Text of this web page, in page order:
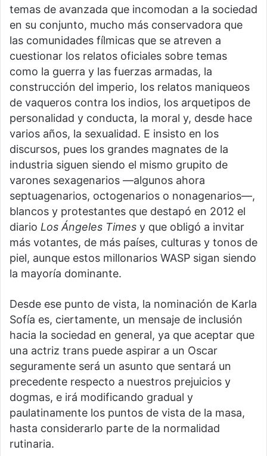
temas de avanzada que incomodan a la sociedad
en su conjunto, mucho más conservadora que
las comunidades fílmicas que se atreven a
cuestionar los relatos oficiales sobre temas
como la guerra y las fuerzas armadas, la
construcción del imperio, los relatos maniqueos
de vaqueros contra los indios, los arquetipos de
personalidad y conducta, la moral y, desde hace
varios años, la sexualidad. E insisto en los
discursos, pues los grandes magnates de la
industria siguen siendo el mismo grupito de
varones sexagenarios —algunos ahora
septuagenarios, octogenarios o nonagenarios—,
blancos y protestantes que destapó en 2012 el
diario Los Ángeles Times y que obligó a invitar
más votantes, de más países, culturas y tonos de
piel, aunque estos millonarios WASP sigan siendo
la mayoría dominante.
Desde ese punto de vista, la nominación de Karla
Sofía es, ciertamente, un mensaje de inclusión
hacia la sociedad en general, ya que aceptar que
una actriz trans puede aspirar a un Oscar
seguramente será un asunto que sentará un
precedente respecto a nuestros prejuicios y
dogmas, e irá modificando gradual y
paulatinamente los puntos de vista de la masa,
hasta considerarlo parte de la normalidad
rutinaria.